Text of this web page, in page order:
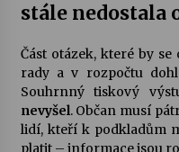
stále nedostala
Část otázek, které by
rady a v rozpočtu
Souhrnný tiskový
nevyšel. Občan musí
lidí, kteří k podkladům
platit – informace jsou